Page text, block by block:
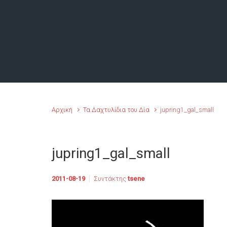
Αρχική Τα Δαχτυλίδια του Δία jupring1_gal_small
jupring1_gal_small
2011-08-19 Συντάκτης tsene